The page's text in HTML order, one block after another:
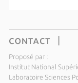
CONTACT
Proposé par :
Institut National
Laboratoire Sciences